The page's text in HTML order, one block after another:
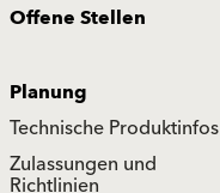
Offene Stellen
Planung
Technische Produktinfos
Zulassungen und